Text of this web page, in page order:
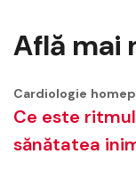
Află mai
Cardiologie
Ce este
sănătatea